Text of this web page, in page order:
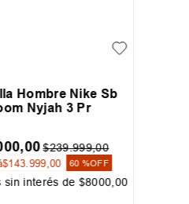
Rolling
sin interés de
$
15 000 00